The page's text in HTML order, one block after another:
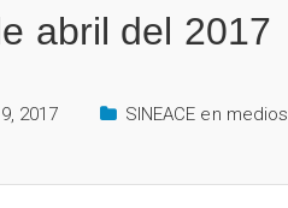
abril del 2017
2017 SINEACE en medios